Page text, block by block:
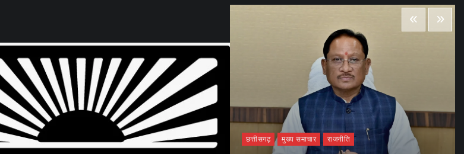
छत्तीसगढ़
राजनीति
छत्तीसगढ़ मुख्य समाचार राजनीति